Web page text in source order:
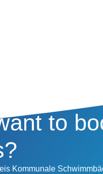
to
Kommunale